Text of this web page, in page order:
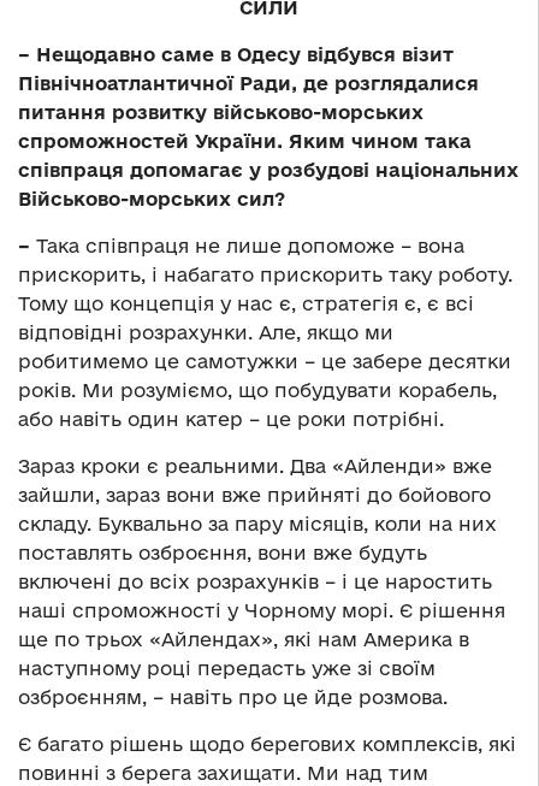
СИЛИ
– Нещодавно саме в Одесу відбувся візит
Північноатлантичної Ради, де розглядалися
питання розвитку військово-морських
спроможностей України. Яким чином така
співпраця допомагає у розбудові національних
Військово-морських сил?
– Така співпраця не лише допоможе – вона
прискорить, і набагато прискорить таку роботу.
Тому що концепція у нас є, стратегія є, є всі
відповідні розрахунки. Але, якщо ми
робитимемо це самотужки – це забере десятки
років. Ми розуміємо, що побудувати корабель,
або навіть один катер – це роки потрібні.
Зараз кроки є реальними. Два «Айленди» вже
зайшли, зараз вони вже прийняті до бойового
складу. Буквально за пару місяців, коли на них
поставлять озброєння, вони вже будуть
включені до всіх розрахунків – і це наростить
наші спроможності у Чорному морі. Є рішення
ще по трьох «Айлендах», які нам Америка в
наступному році передасть уже зі своїм
озброєнням, – навіть про це йде розмова.
Є багато рішень щодо берегових комплексів, які
повинні з берега захищати. Ми над тим